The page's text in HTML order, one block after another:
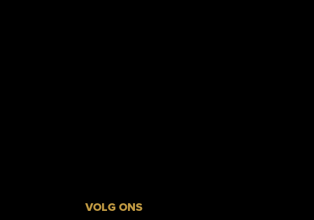
VOLG ONS